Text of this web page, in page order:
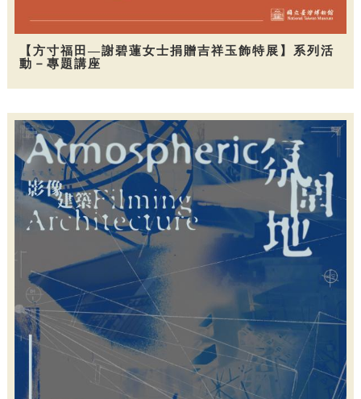
【方寸福田—謝碧蓮女士捐贈吉祥玉飾特展】系列活
動－專題講座